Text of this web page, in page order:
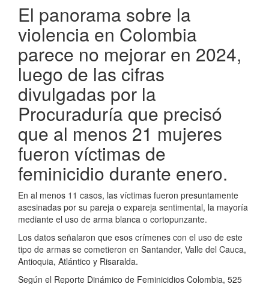
El panorama sobre la
violencia en Colombia
parece no mejorar en 2024,
luego de las cifras
divulgadas por la
Procuraduría que precisó
que al menos 21 mujeres
fueron víctimas de
feminicidio durante enero.
En al menos 11 casos, las víctimas fueron presuntamente
asesinadas por su pareja o expareja sentimental, la mayoría
mediante el uso de arma blanca o cortopunzante.
Los datos señalaron que esos crímenes con el uso de este
tipo de armas se cometieron en Santander, Valle del Cauca,
Antioquia, Atlántico y Risaralda.
Según el Reporte Dinámico de Feminicidios Colombia, 525